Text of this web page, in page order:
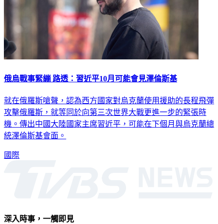
俄烏戰事緊繃 路透：習近平10月可能會見澤倫斯基
就在俄羅斯嗆聲，認為西方國家對烏克蘭使用援助的長程飛彈
攻擊俄羅斯，就等同於向第三次世界大戰更進一步的緊張時
機。傳出中國大陸國家主席習近平，可能在下個月與烏克蘭總
統澤倫斯基會面。
國際
深入時事，一觸即見